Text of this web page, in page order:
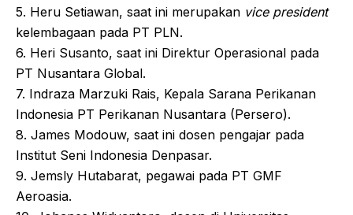
5. Heru Setiawan, saat ini merupakan vice president
kelembagaan pada PT PLN.
6. Heri Susanto, saat ini Direktur Operasional pada
PT Nusantara Global.
7. Indraza Marzuki Rais, Kepala Sarana Perikanan
Indonesia PT Perikanan Nusantara (Persero).
8. James Modouw, saat ini dosen pengajar pada
Institut Seni Indonesia Denpasar.
9. Jemsly Hutabarat, pegawai pada PT GMF
Aeroasia.